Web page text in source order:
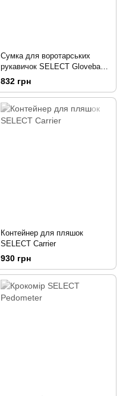
Сумка для воротарських
рукавичок SELECT Glovebag
v25
832 грн
Контейнер для пляшок
SELECT Carrier
930 грн